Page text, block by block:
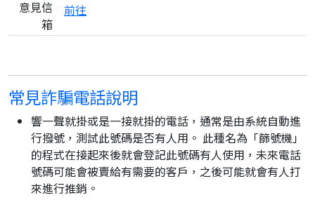
意見信
箱
前往
常見詐騙電話說明
響一聲就掛或是一接就掛的電話，通常是由系統自動進
行撥號，測試此號碼是否有人用。 此種名為「篩號機」
的程式在接起來後就會登記此號碼有人使用，未來電話
號碼可能會被賣給有需要的客戶，之後可能就會有人打
來進行推銷。